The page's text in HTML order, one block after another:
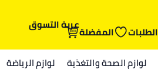
الطلبات المفضلةعربة التسوق
لوازم الصحة والتغذية لوازم الرياضة